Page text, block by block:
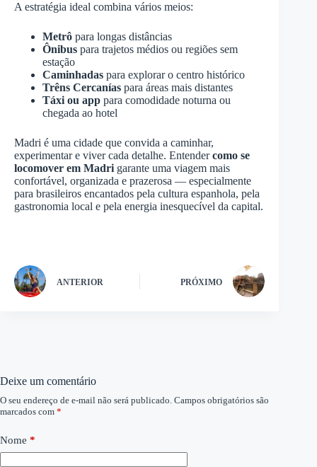
A estratégia ideal combina vários meios:
Metrô para longas distâncias
Ônibus para trajetos médios ou regiões sem
estação
Caminhadas para explorar o centro histórico
Trêns Cercanías para áreas mais distantes
Táxi ou app para comodidade noturna ou
chegada ao hotel
Madri é uma cidade que convida a caminhar,
experimentar e viver cada detalhe. Entendercomo se
locomover em Madrigarante uma viagem mais
confortável, organizada e prazerosa — especialmente
para brasileiros encantados pela cultura espanhola, pela
gastronomia local e pela energia inesquecível da capital.
ANTERIOR PRÓXIMO
Deixe um comentário
O seu endereço de e-mail não será publicado. Campos obrigatórios são
marcados com *
Nome *